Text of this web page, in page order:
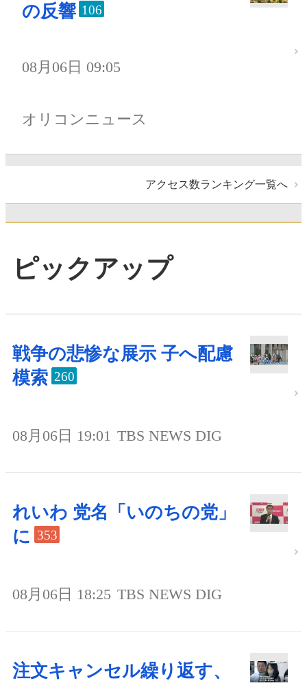
の反響 106
08月06日 09:05
オリコンニュース
アクセス数ランキング一覧へ
ピックアップ
戦争の悲惨な展示 子へ配慮
模索 260
08月06日 19:01 TBS NEWS DIG
れいわ 党名「いのちの党」
に 353
08月06日 18:25 TBS NEWS DIG
注文キャンセル繰り返す、